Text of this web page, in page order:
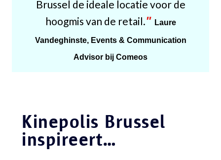
Brussel de ideale locatie voor de
hoogmis van de retail." Laure
Vandeghinste, Events & Communication
Advisor bij Comeos
Kinepolis Brussel
inspireert…